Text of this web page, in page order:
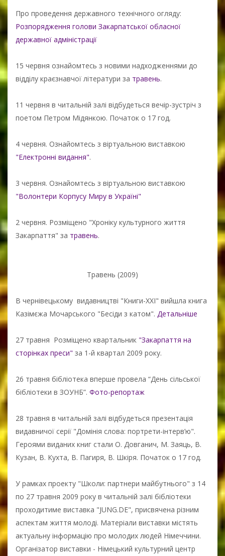
Про проведення державного технічного огляду:
Розпорядження голови Закарпатської обласної
державної адміністрації
15 червня ознайомтесь з новими надходженнями до
відділу краєзнавчої літератури за травень.
11 червня в читальній залі відбудеться вечір-зустріч з
поетом Петром Мідянкою. Початок о 17 год.
4 червня. Ознайомтесь з віртуальною виставкою
"Електронні видання".
3 червня. Ознайомтесь з віртуальною виставкою
"Волонтери Корпусу Миру в Україні"
2 червня. Розміщено "Хроніку культурного життя
Закарпаття" за травень.
Травень (2009)
В чернівецькому видавництві "Книги-ХХІ" вийшла книга
Казімєжа Мочарського "Бесіди з катом". Детальніше
27 травня Розміщено квартальник "Закарпаття на
сторінках преси" за 1-й квартал 2009 року.
26 травня бібліотека вперше провела “День сільської
бібліотеки в ЗОУНБ”. Фото-репортаж
28 травня в читальній залі відбудеться презентація
видавничої серії "Домінія слова: портрети-інтерв’ю".
Героями виданих книг стали О. Довганич, М. Заяць, В.
Кузан, В. Кухта, В. Пагиря, В. Шкіря. Початок о 17 год.
У рамках проекту "Школи: партнери майбутнього" з 14
по 27 травня 2009 року в читальній залі бібліотеки
проходитиме виставка "JUNG.DE", присвячена різним
аспектам життя молоді. Матеріали виставки містять
актуальну інформацію про молодих людей Німеччини.
Організатор виставки - Німецький культурний центр